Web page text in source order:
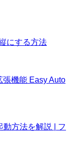
にする方法
機能 Easy Auto
方法を解説 | フ